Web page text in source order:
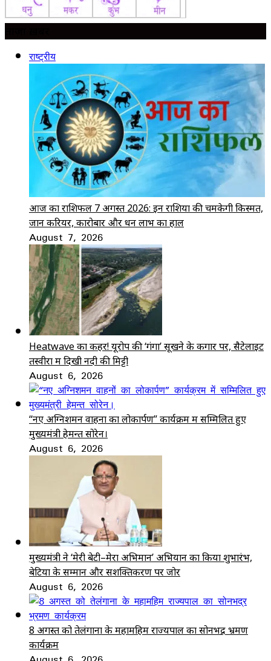
राष्ट्रीय
आज का राशिफल 7 अगस्त 2026: इन राशियों की चमकेगी किस्मत,
जानें करियर, कारोबार और धन लाभ का हाल
August 7, 2026
Heatwave का कहर! यूरोप की ‘गंगा’ सूखने के कगार पर, सैटेलाइट
तस्वीरों में दिखी नदी की मिट्टी
August 6, 2026
“नए अग्निशमन वाहनों का लोकार्पण” कार्यक्रम में सम्मिलित हुए
मुख्यमंत्री हेमन्त सोरेन।
August 6, 2026
मुख्यमंत्री ने ‘मेरी बेटी–मेरा अभिमान’ अभियान का किया शुभारंभ,
बेटियों के सम्मान और सशक्तिकरण पर जोर
August 6, 2026
8 अगस्त को तेलंगाना के महामहिम राज्यपाल का सोनभद्र भ्रमण
कार्यक्रम